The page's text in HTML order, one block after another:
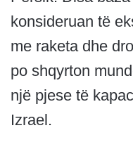
konsideruan të
me raketa dhe
po shqyrton
një pjese të
Izrael.